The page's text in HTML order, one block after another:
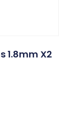
1.8mm X2